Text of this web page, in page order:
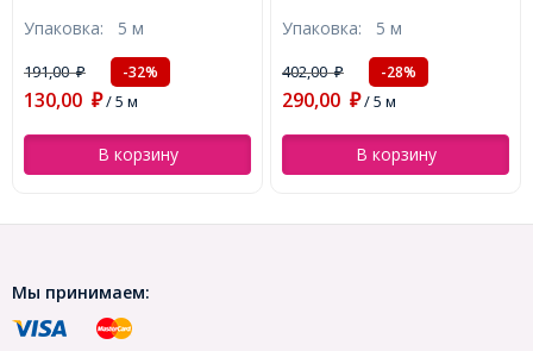
0.5мм, (УТ000005987)
Упаковка: 5 м
191,00₽ -32%
130,00 ₽/ 5 м
В корзину
Толщина 1мм,
(УТ000006522)
Упаковка: 5 м
402,00₽ -28%
290,00 ₽/ 5 м
В корзину
Мы принимаем: